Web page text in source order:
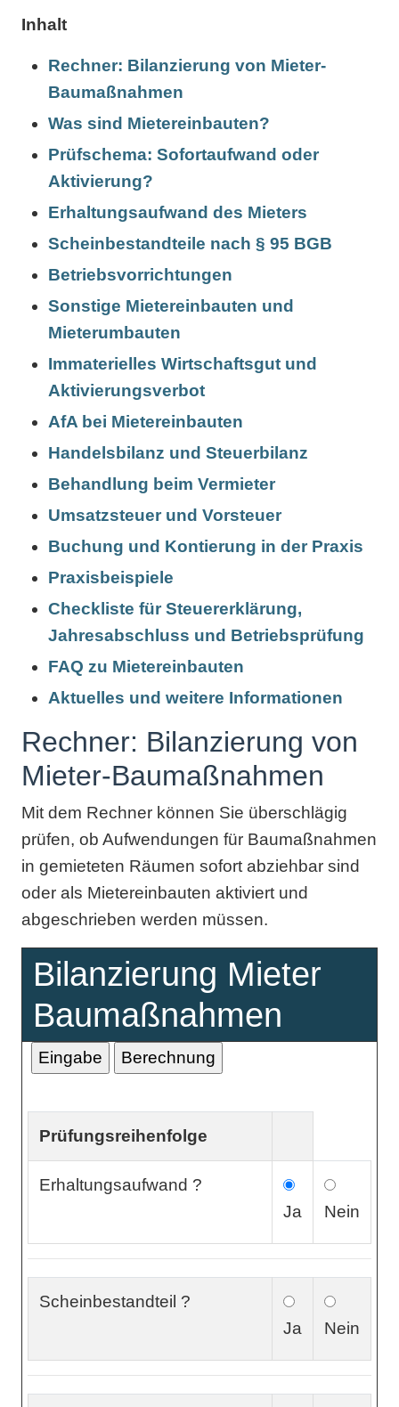
Inhalt
Rechner: Bilanzierung von Mieter-
Baumaßnahmen
Was sind Mietereinbauten?
Prüfschema: Sofortaufwand oder
Aktivierung?
Erhaltungsaufwand des Mieters
Scheinbestandteile nach § 95 BGB
Betriebsvorrichtungen
Sonstige Mietereinbauten und
Mieterumbauten
Immaterielles Wirtschaftsgut und
Aktivierungsverbot
AfA bei Mietereinbauten
Handelsbilanz und Steuerbilanz
Behandlung beim Vermieter
Umsatzsteuer und Vorsteuer
Buchung und Kontierung in der Praxis
Praxisbeispiele
Checkliste für Steuererklärung,
Jahresabschluss und Betriebsprüfung
FAQ zu Mietereinbauten
Aktuelles und weitere Informationen
Rechner: Bilanzierung von
Mieter-Baumaßnahmen
Mit dem Rechner können Sie überschlägig
prüfen, ob Aufwendungen für Baumaßnahmen
in gemieteten Räumen sofort abziehbar sind
oder als Mietereinbauten aktiviert und
abgeschrieben werden müssen.
Bilanzierung Mieter
Baumaßnahmen
Prüfungsreihenfolge
Erhaltungsaufwand ?
Ja
Nein
Scheinbestandteil ?
Ja
Nein